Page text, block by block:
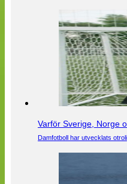
Varför Sverige, Norge
Damfotboll har utvecklats